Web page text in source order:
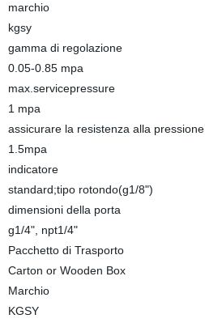
marchio
kgsy
gamma di regolazione
0.05-0.85 mpa
max.servicepressure
1 mpa
assicurare la resistenza alla pressione
1.5mpa
indicatore
standard;tipo rotondo(g1/8")
dimensioni della porta
g1/4", npt1/4"
Pacchetto di Trasporto
Carton or Wooden Box
Marchio
KGSY